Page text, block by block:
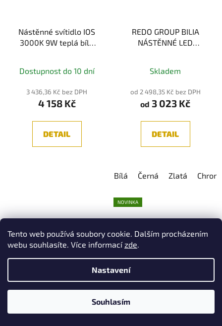
Tento web používá soubory cookie. Dalším procházením
webu souhlasíte. Více informacízde.
Nastavení
Souhlasím
Nástěnné svítidlo IOS
3000K 9W teplá bílá
Dostupnost do 10 dní
3 436,36 Kč bez DPH
4 158 Kč
DETAIL
REDO GROUP BILIA
NÁSTĚNNÉ LED
Skladem
od 2 498,35 Kč bez DPH
od 3 023 Kč
DETAIL
Bílá Černá Zlatá Chrom
Průměrné
NOVINKA